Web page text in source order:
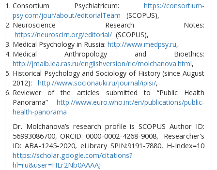
Consortium Psychiatricum:
https://consortium-
psy.com/jour/about/editorialTeam (SCOPUS),
Neuroscience Research Notes:
https://neuroscirn.org/editorial/ (SCOPUS),
Medical Psychology in Russia: http://www.medpsy.ru,
Medical Anthropology and Bioethics:
http://jmaib.iea.ras.ru/englishversion/ric/molchanova.html,
Historical Psychology and Sociology of History (since August
2012):
http://www.socionauki.ru/journal/ipisi/,
Reviewer of the articles submitted to “Public Health
Panorama”
http://www.euro.who.int/en/publications/public-
health-panorama
Dr. Molchanova’s research profile is SCOPUS Author ID:
56993086700, ORCID: 0000-0002-4268-9008, Researcher’s
ID: ABA-1245-2020, eLibrary SPIN:9191-7880, H-Index=10
https://scholar.google.com/citations?
hl=ru&user=HLr2Nb0AAAAJ